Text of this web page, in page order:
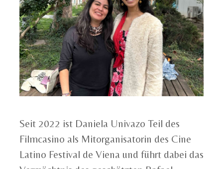
Seit 2022 ist Daniela Univazo Teil des
Filmcasino als Mitorganisatorin des Cine
Latino Festival de Viena und führt dabei das